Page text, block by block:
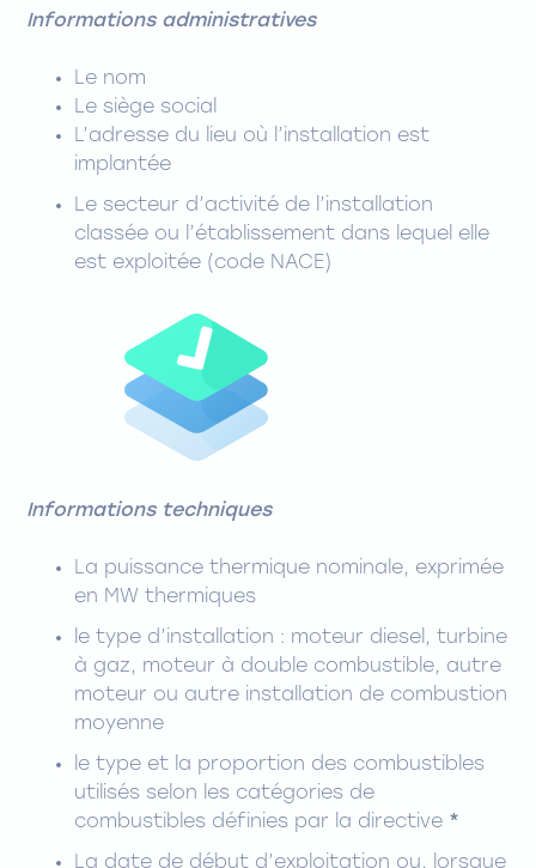
Informations administratives
Le nom
Le siège social
L’adresse du lieu où l’installation est
implantée
Le secteur d’activité de l’installation
classée ou l’établissement dans lequel elle
est exploitée (code NACE)
Informations techniques
La puissance thermique nominale, exprimée
en MW thermiques
le type d’installation : moteur diesel, turbine
à gaz, moteur à double combustible, autre
moteur ou autre installation de combustion
moyenne
le type et la proportion des combustibles
utilisés selon les catégories de
combustibles définies par la directive *
La date de début d’exploitation ou, lorsque